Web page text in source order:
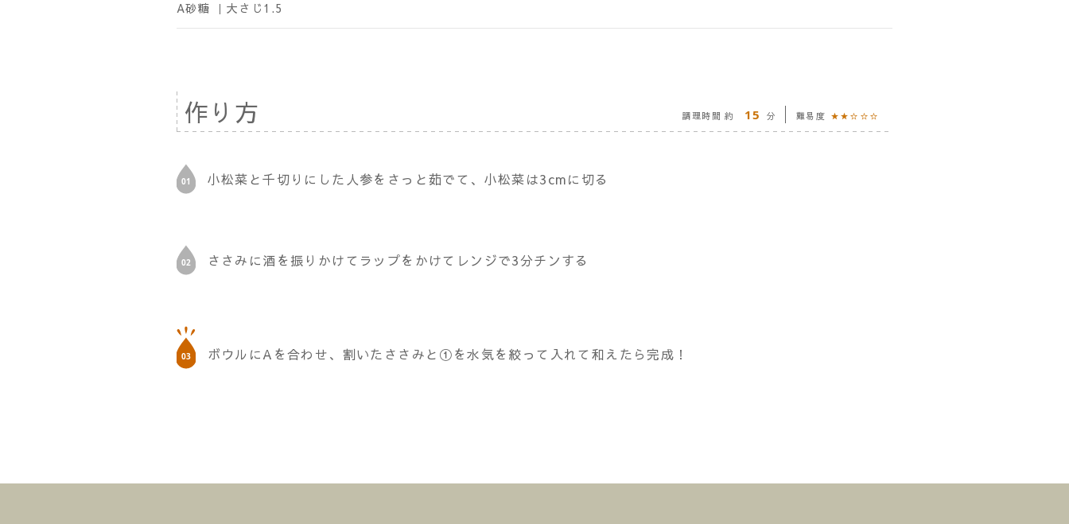
A砂糖 ｜ 大さじ1.5
作り方 調理時間 約 15 分 難易度 ★★☆☆☆
小松菜と千切りにした人参をさっと茹でて、小松菜は3cmに切る
ささみに酒を振りかけてラップをかけてレンジで3分チンする
ボウルにAを合わせ、割いたささみと①を水気を絞って入れて和えたら完成！